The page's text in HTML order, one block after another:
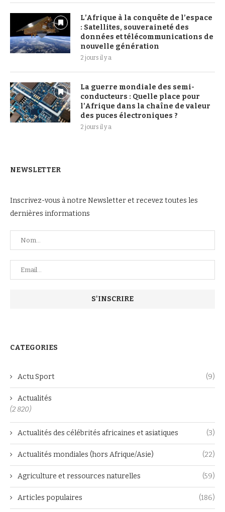
L’Afrique à la conquête de l’espace
: Satellites, souveraineté des
données et télécommunications de
nouvelle génération
2 jours il y a
La guerre mondiale des semi-
conducteurs : Quelle place pour
l’Afrique dans la chaîne de valeur
des puces électroniques ?
2 jours il y a
NEWSLETTER
Inscrivez-vous à notre Newsletter et recevez toutes les
dernières informations
CATEGORIES
Actu Sport (9)
Actualités
(2 820)
Actualités des célébrités africaines et asiatiques (3)
Actualités mondiales (hors Afrique/Asie) (22)
Agriculture et ressources naturelles (59)
Articles populaires (186)